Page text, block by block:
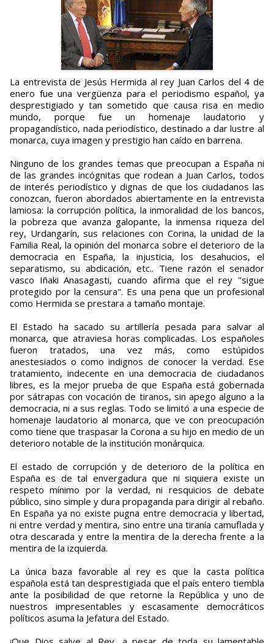
La entrevista de Jesús Hermida al rey Juan Carlos del 4 de
enero fue una vergüenza para el periodismo español, ya
desprestigiado y tan sometido que causa risa en medio
mundo, porque fue un homenaje laudatorio y
propagandístico, nada periodístico, destinado a dar lustre al
monarca, cuya imagen y prestigio han caído en barrena.
Ninguno de los grandes temas que preocupan a España ni
de las grandes incógnitas que rodean a Juan Carlos, todos
de interés periodístico y dignas de que los ciudadanos las
conozcan, fueron abordados abiertamente en la entrevista
lamiosa: la corrupción política, la inmoralidad de los bancos,
la pobreza que avanza galopante, la inmensa riqueza del
rey, Urdangarín, sus relaciones con Corina, la unidad de la
Familia Real, la opinión del monarca sobre el deterioro de la
democracia en España, la injusticia, los desahucios, el
separatismo, su abdicación, etc.. Tiene razón el senador
vasco Iñaki Anasagasti, cuando afirma que el rey "sigue
protegido por la censura". Es una pena que un profesional
como Hermida se prestara a tamaño montaje.
El Estado ha sacado su artillería pesada para salvar al
monarca, que atraviesa horas complicadas. Los españoles
fueron tratados, una vez más, como estúpidos
anestesiados o como indignos de conocer la verdad. Ese
tratamiento, indecente en una democracia de ciudadanos
libres, es la mejor prueba de que España está gobernada
por sátrapas con vocación de tiranos, sin apego alguno a la
democracia, ni a sus reglas. Todo se limitó a una especie de
homenaje laudatorio al monarca, que ve con preocupación
como tiene que traspasar la Corona a su hijo en medio de un
deterioro notable de la institución monárquica.
El estado de corrupción y de deterioro de la política en
España es de tal envergadura que ni siquiera existe un
respeto mínimo por la verdad, ni resquicios de debate
público, sino simple y dura propaganda para dirigir al rebaño.
En España ya no existe pugna entre democracia y libertad,
ni entre verdad y mentira, sino entre una tiranía camuflada y
otra descarada y entre la mentira de la derecha frente a la
mentira de la izquierda.
La única baza favorable al rey es que la casta política
española está tan desprestigiada que el país entero tiembla
ante la posibilidad de que retorne la República y uno de
nuestros impresentables y escasamente democráticos
políticos asuma la Jefatura del Estado.